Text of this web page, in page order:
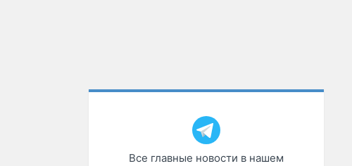
Все главные новости в нашем